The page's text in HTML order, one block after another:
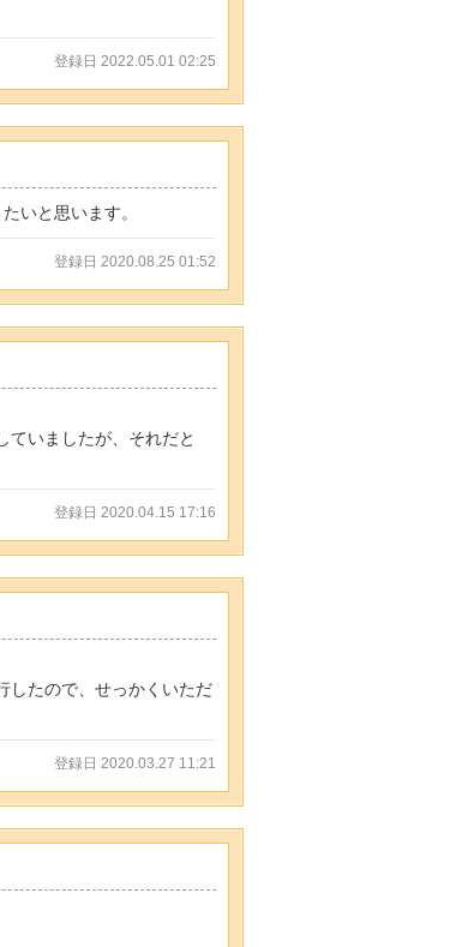
登録日 2022.05.01 02:25
いと思います。
登録日 2020.08.25 01:52
ていましたが、それだと
登録日 2020.04.15 17:16
したので、せっかくいただ
登録日 2020.03.27 11:21